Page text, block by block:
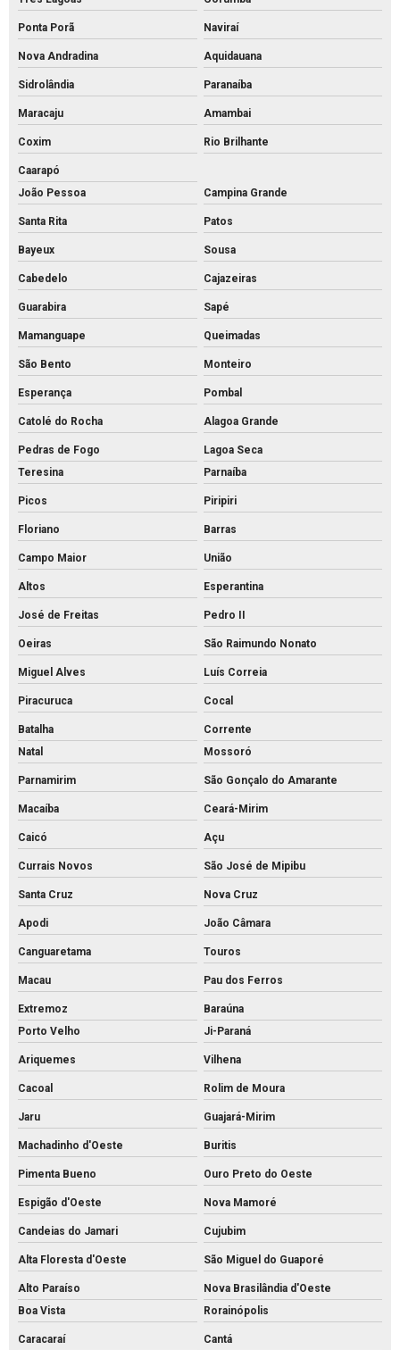
Ponta Porã Naviraí
Nova Andradina Aquidauana
Sidrolândia Paranaíba
Maracaju Amambai
Coxim Rio Brilhante
Caarapó
João Pessoa
Campina Grande
Santa Rita Patos
Bayeux Sousa
Cabedelo Cajazeiras
Guarabira Sapé
Mamanguape Queimadas
São Bento Monteiro
Esperança Pombal
Catolé do Rocha Alagoa Grande
Pedras de Fogo
Lagoa Seca
Teresina
Parnaíba
Picos Piripiri
Floriano Barras
Campo Maior União
Altos Esperantina
José de Freitas Pedro II
Oeiras São Raimundo Nonato
Miguel Alves Luís Correia
Piracuruca Cocal
Batalha
Corrente
Natal
Mossoró
Parnamirim São Gonçalo do Amarante
Macaíba Ceará-Mirim
Caicó Açu
Currais Novos São José de Mipibu
Santa Cruz Nova Cruz
Apodi João Câmara
Canguaretama Touros
Macau Pau dos Ferros
Extremoz
Baraúna
Porto Velho
Ji-Paraná
Ariquemes Vilhena
Cacoal Rolim de Moura
Jaru Guajará-Mirim
Machadinho d'Oeste Buritis
Pimenta Bueno Ouro Preto do Oeste
Espigão d'Oeste Nova Mamoré
Candeias do Jamari Cujubim
Alta Floresta d'Oeste São Miguel do Guaporé
Alto Paraíso
Nova Brasilândia d'Oeste
Boa Vista
Rorainópolis
Caracaraí Cantá